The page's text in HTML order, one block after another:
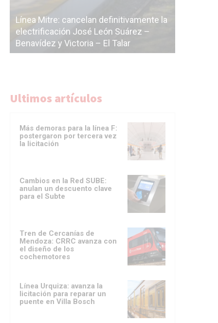
la
La Ciudad vuelve a postergar la
licitación de la línea F
Ultimos artículos
Más demoras para la línea F:
postergaron por tercera vez
la licitación
Cambios en la Red SUBE:
anulan un descuento clave
para el Subte
Tren de Cercanías de
Mendoza: CRRC avanza con
el diseño de los
cochemotores
Línea Urquiza: avanza la
licitación para reparar un
puente en Villa Bosch